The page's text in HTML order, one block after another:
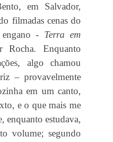
em Salvador,
filmadas cenas do
- Terra em
Rocha. Enquanto
algo chamou
– provavelmente
em um canto,
e o que mais me
enquanto estudava,
volume; segundo